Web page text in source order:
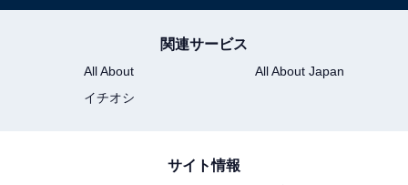
関連サービス
All About
All About Japan
イチオシ
サイト情報